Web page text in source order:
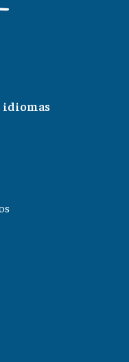
idiomas